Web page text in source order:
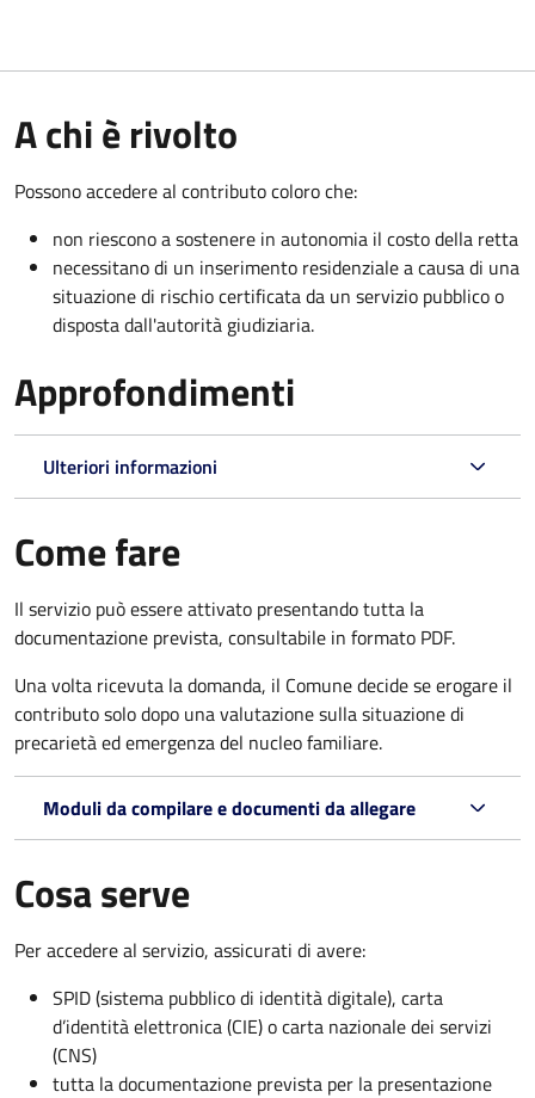
A chi è rivolto
Possono accedere al contributo coloro che:
non riescono a sostenere in autonomia il costo della retta
necessitano di un inserimento residenziale a causa di una
situazione di rischio certificata da un servizio pubblico o
disposta dall'autorità giudiziaria.
Approfondimenti
Ulteriori informazioni
Come fare
Il servizio può essere attivato presentando tutta la
documentazione prevista, consultabile in formato PDF.
Una volta ricevuta la domanda, il Comune decide se erogare il
contributo solo dopo una valutazione sulla situazione di
precarietà ed emergenza del nucleo familiare.
Moduli da compilare e documenti da allegare
Cosa serve
Per accedere al servizio, assicurati di avere:
SPID (sistema pubblico di identità digitale), carta
d’identità elettronica (CIE) o carta nazionale dei servizi
(CNS)
tutta la documentazione prevista per la presentazione